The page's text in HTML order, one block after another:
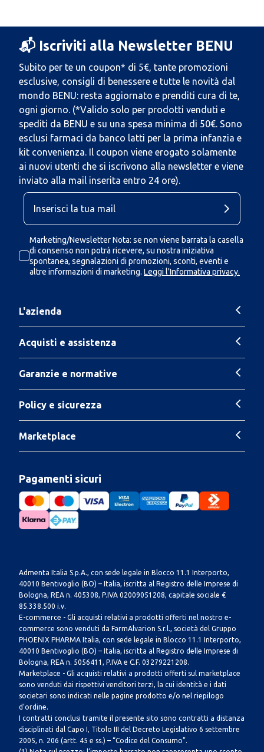
📬 Iscriviti alla Newsletter BENU
Subito per te un coupon* di 5€, tante promozioni
esclusive, consigli di benessere e tutte le novità dal
mondo BENU: resta aggiornato e prenditi cura di te,
ogni giorno. (*Valido solo per prodotti venduti e
spediti da BENU e su una spesa minima di 50€. Sono
esclusi farmaci da banco latti per la prima infanzia e
kit convenienza. Il coupon viene erogato solamente
ai nuovi utenti che si iscrivono alla newsletter e viene
inviato alla mail inserita entro 24 ore).
Marketing/Newsletter Nota: se non viene barrata la casella
di consenso non potrà ricevere, su nostra iniziativa
spontanea, segnalazioni di promozioni, sconti, eventi e
altre informazioni di marketing. Leggi l'Informativa privacy.
L'azienda
Acquisti e assistenza
Garanzie e normative
Policy e sicurezza
Marketplace
Pagamenti sicuri
Admenta Italia S.p.A., con sede legale in Blocco 11.1 Interporto,
40010 Bentivoglio (BO) – Italia, iscritta al Registro delle Imprese di
Bologna, REA n. 405308, P.IVA 02009051208, capitale sociale €
85.338.500 i.v.
E-commerce - Gli acquisti relativi a prodotti offerti nel nostro e-
commerce sono venduti da FarmAlvarion S.r.l., società del Gruppo
PHOENIX PHARMA Italia, con sede legale in Blocco 11.1 Interporto,
40010 Bentivoglio (BO) – Italia, iscritta al Registro delle Imprese di
Bologna, REA n. 5056411, P.IVA e C.F. 03279221208.
Marketplace - Gli acquisti relativi a prodotti offerti sul marketplace
sono venduti dai rispettivi venditori terzi, la cui identità e i dati
societari sono indicati nelle pagine prodotto e/o nel riepilogo
d’ordine.
I contratti conclusi tramite il presente sito sono contratti a distanza
disciplinati dal Capo I, Titolo III del Decreto Legislativo 6 settembre
2005, n. 206 (artt. 45 e ss.) – “Codice del Consumo”.